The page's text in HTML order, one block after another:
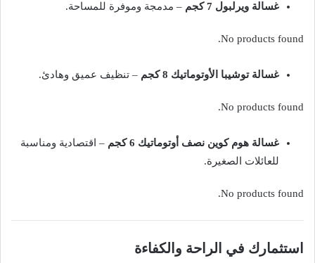
غسالة ويرلبول 7 كجم – مدمجة وموفرة للمساحة.
No products found.
غسالة توشيبا الأوتوماتيك 8 كجم – تنظيف عميق وهادئ.
No products found.
غسالة هوم كوين نصف أوتوماتيك 6 كجم
– اقتصادية ومناسبة
للعائلات الصغيرة.
No products found.
استثمارك في الراحة والكفاءة